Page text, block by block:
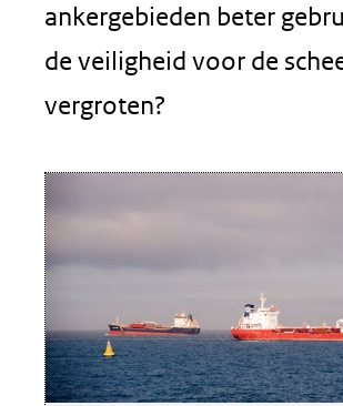
ankergebieden beter
de veiligheid voor de
vergroten?